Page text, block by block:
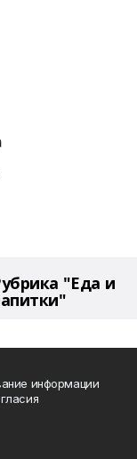
"Еда и
информации